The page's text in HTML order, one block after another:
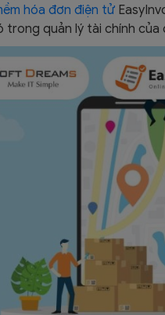
hóa đơn điện tử
trong quản lý tài chính của